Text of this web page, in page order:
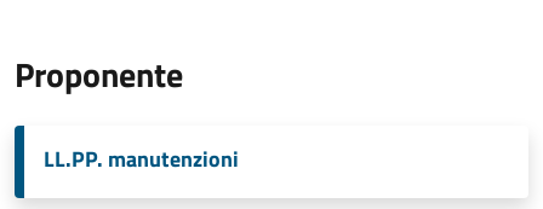
Proponente
LL.PP. manutenzioni